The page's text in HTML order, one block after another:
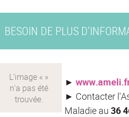
BESOIN DE PLUS
►
► Contacter
Maladie au 36